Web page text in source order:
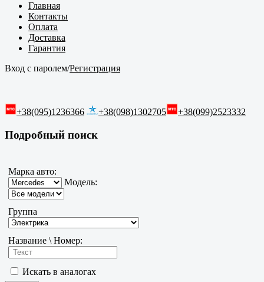
Главная
Контакты
Оплата
Доставка
Гарантия
Вход с паролем/Регистрация
+38(095)1236366 +38(098)1302705 +38(099)2523332
Подробный поиск
Марка авто:
Модель:
Группа
Название \ Номер:
Искать в аналогах